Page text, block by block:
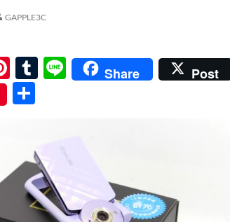
GAPPLE3C
Pi
nt
er
T
r
Li
n
Share
Post